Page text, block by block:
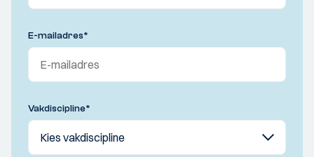
E-mailadres*
Vakdiscipline*